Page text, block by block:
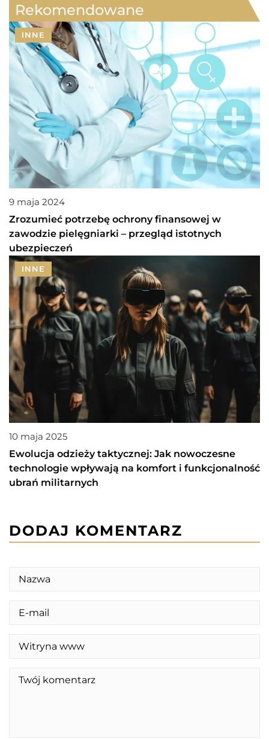
Rekomendowane
INNE
9 maja 2024
Zrozumieć potrzebę ochrony finansowej w
zawodzie pielęgniarki – przegląd istotnych
ubezpieczeń
INNE
10 maja 2025
Ewolucja odzieży taktycznej: Jak nowoczesne
technologie wpływają na komfort i funkcjonalność
ubrań militarnych
DODAJ KOMENTARZ